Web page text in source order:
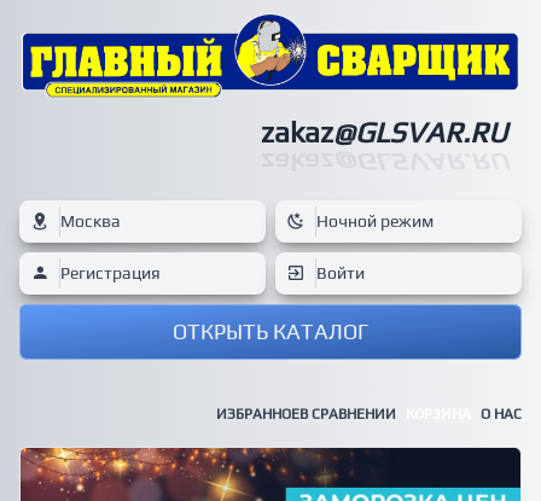
zakaz@GLSVAR.RU
Москва Ночной режим
Регистрация Войти
ОТКРЫТЬ КАТАЛОГ
ИЗБРАННОЕВ СРАВНЕНИИ О НАС